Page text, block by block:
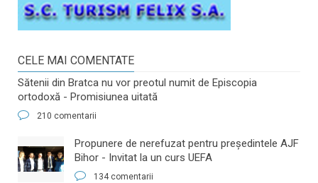
CELE MAI COMENTATE
Sătenii din Bratca nu vor preotul numit de Episcopia
ortodoxă - Promisiunea uitată
210 comentarii
​Propunere de nerefuzat pentru preşedintele AJF
Bihor - Invitat la un curs UEFA
134 comentarii